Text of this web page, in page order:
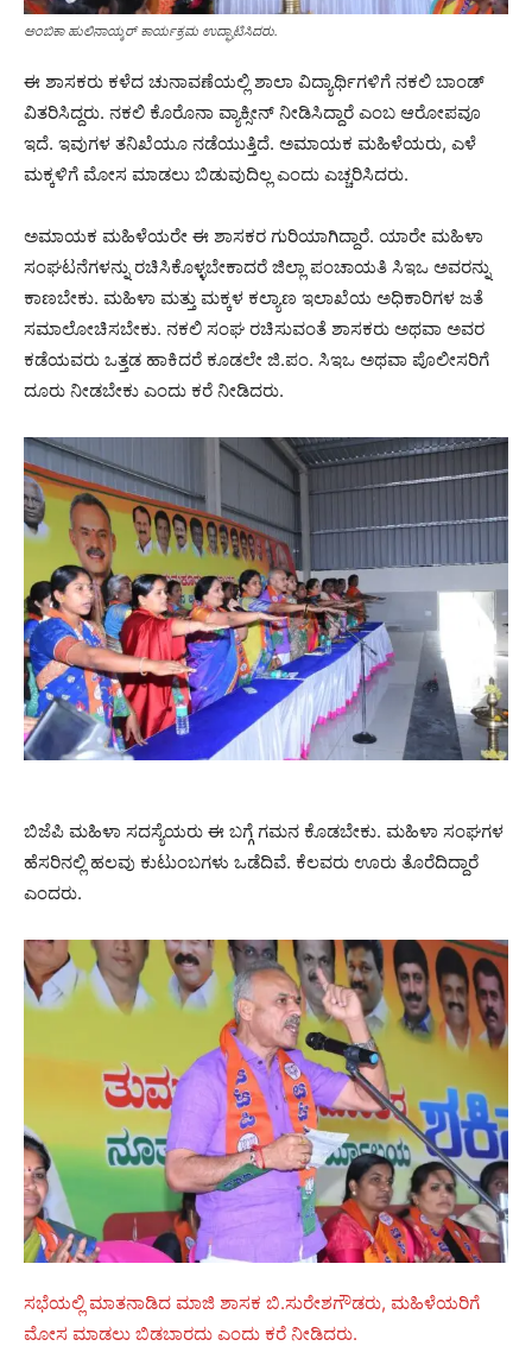
ಅಂಬಿಕಾ ಹುಲಿನಾಯ್ಕರ್ ಕಾರ್ಯಕ್ರಮ ಉದ್ಘಾಟಿಸಿದರು.
ಈ ಶಾಸಕರು ಕಳೆದ ಚುನಾವಣೆಯಲ್ಲಿ ಶಾಲಾ ವಿದ್ಯಾರ್ಥಿಗಳಿಗೆ ನಕಲಿ ಬಾಂಡ್
ವಿತರಿಸಿದ್ದರು. ನಕಲಿ ಕೊರೊನಾ ವ್ಯಾಕ್ಸೀನ್ ನೀಡಿಸಿದ್ದಾರೆ ಎಂಬ ಆರೋಪವೂ
ಇದೆ. ಇವುಗಳ ತನಿಖೆಯೂ ನಡೆಯುತ್ತಿದೆ. ಅಮಾಯಕ ಮಹಿಳೆಯರು, ಎಳೆ
ಮಕ್ಕಳಿಗೆ ಮೋಸ ಮಾಡಲು ಬಿಡುವುದಿಲ್ಲ ಎಂದು ಎಚ್ಚರಿಸಿದರು.
ಅಮಾಯಕ ಮಹಿಳೆಯರೇ ಈ ಶಾಸಕರ ಗುರಿಯಾಗಿದ್ದಾರೆ. ಯಾರೇ ಮಹಿಳಾ
ಸಂಘಟನೆಗಳನ್ನು ರಚಿಸಿಕೊಳ್ಳಬೇಕಾದರೆ ಜಿಲ್ಲಾ ಪಂಚಾಯತಿ ಸಿಇಒ ಅವರನ್ನು
ಕಾಣಬೇಕು. ಮಹಿಳಾ ಮತ್ತು ಮಕ್ಕಳ ಕಲ್ಯಾಣ ಇಲಾಖೆಯ ಅಧಿಕಾರಿಗಳ ಜತೆ
ಸಮಾಲೋಚಿಸಬೇಕು. ನಕಲಿ ಸಂಘ ರಚಿಸುವಂತೆ ಶಾಸಕರು ಅಥವಾ ಅವರ
ಕಡೆಯವರು ಒತ್ತಡ ಹಾಕಿದರೆ ಕೂಡಲೇ ಜಿ.ಪಂ. ಸಿಇಒ ಅಥವಾ ಪೊಲೀಸರಿಗೆ
ದೂರು ನೀಡಬೇಕು ಎಂದು ಕರೆ ನೀಡಿದರು.
ಬಿಜೆಪಿ ಮಹಿಳಾ ಸದಸ್ಯೆಯರು ಈ ಬಗ್ಗೆ ಗಮನ ಕೊಡಬೇಕು. ಮಹಿಳಾ ಸಂಘಗಳ
ಹೆಸರಿನಲ್ಲಿ ಹಲವು ಕುಟುಂಬಗಳು ಒಡೆದಿವೆ. ಕೆಲವರು ಊರು ತೊರೆದಿದ್ದಾರೆ
ಎಂದರು.
ಸಭೆಯಲ್ಲಿ ಮಾತನಾಡಿದ ಮಾಜಿ ಶಾಸಕ ಬಿ.ಸುರೇಶಗೌಡರು, ಮಹಿಳೆಯರಿಗೆ
ಮೋಸ ಮಾಡಲು ಬಿಡಬಾರದು ಎಂದು ಕರೆ ನೀಡಿದರು.